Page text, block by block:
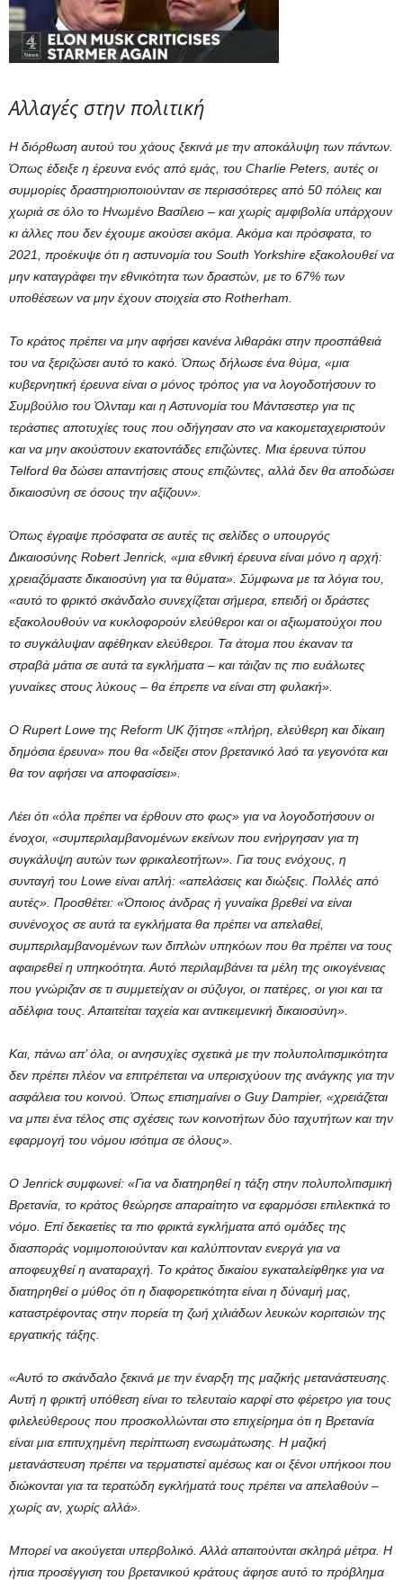
Αλλαγές στην πολιτική
Η διόρθωση αυτού του χάους ξεκινά με την αποκάλυψη των πάντων.
Όπως έδειξε η έρευνα ενός από εμάς, του Charlie Peters, αυτές οι
συμμορίες δραστηριοποιούνταν σε περισσότερες από 50 πόλεις και
χωριά σε όλο το Ηνωμένο Βασίλειο – και χωρίς αμφιβολία υπάρχουν
κι άλλες που δεν έχουμε ακούσει ακόμα. Ακόμα και πρόσφατα, το
2021, προέκυψε ότι η αστυνομία του South Yorkshire εξακολουθεί να
μην καταγράφει την εθνικότητα των δραστών, με το 67% των
υποθέσεων να μην έχουν στοιχεία στο Rotherham.
Το κράτος πρέπει να μην αφήσει κανένα λιθαράκι στην προσπάθειά
του να ξεριζώσει αυτό το κακό. Όπως δήλωσε ένα θύμα, «μια
κυβερνητική έρευνα είναι ο μόνος τρόπος για να λογοδοτήσουν το
Συμβούλιο του Όλνταμ και η Αστυνομία του Μάντσεστερ για τις
τεράστιες αποτυχίες τους που οδήγησαν στο να κακομεταχειριστούν
και να μην ακούστουν εκατοντάδες επιζώντες. Μια έρευνα τύπου
Telford θα δώσει απαντήσεις στους επιζώντες, αλλά δεν θα αποδώσει
δικαιοσύνη σε όσους την αξίζουν».
Όπως έγραψε πρόσφατα σε αυτές τις σελίδες ο υπουργός
Δικαιοσύνης Robert Jenrick, «μια εθνική έρευνα είναι μόνο η αρχή:
χρειαζόμαστε δικαιοσύνη για τα θύματα». Σύμφωνα με τα λόγια του,
«αυτό το φρικτό σκάνδαλο συνεχίζεται σήμερα, επειδή οι δράστες
εξακολουθούν να κυκλοφορούν ελεύθεροι και οι αξιωματούχοι που
το συγκάλυψαν αφέθηκαν ελεύθεροι. Τα άτομα που έκαναν τα
στραβά μάτια σε αυτά τα εγκλήματα – και τάιζαν τις πιο ευάλωτες
γυναίκες στους λύκους – θα έπρεπε να είναι στη φυλακή».
Ο Rupert Lowe της Reform UK ζήτησε «πλήρη, ελεύθερη και δίκαιη
δημόσια έρευνα» που θα «δείξει στον βρετανικό λαό τα γεγονότα και
θα τον αφήσει να αποφασίσει».
Λέει ότι «όλα πρέπει να έρθουν στο φως» για να λογοδοτήσουν οι
ένοχοι, «συμπεριλαμβανομένων εκείνων που ενήργησαν για τη
συγκάλυψη αυτών των φρικαλεοτήτων». Για τους ενόχους, η
συνταγή του Lowe είναι απλή: «απελάσεις και διώξεις. Πολλές από
αυτές». Προσθέτει: «Όποιος άνδρας ή γυναίκα βρεθεί να είναι
συνένοχος σε αυτά τα εγκλήματα θα πρέπει να απελαθεί,
συμπεριλαμβανομένων των διπλών υπηκόων που θα πρέπει να τους
αφαιρεθεί η υπηκοότητα. Αυτό περιλαμβάνει τα μέλη της οικογένειας
που γνώριζαν σε τι συμμετείχαν οι σύζυγοι, οι πατέρες, οι γιοι και τα
αδέλφια τους. Απαιτείται ταχεία και αντικειμενική δικαιοσύνη».
Και, πάνω απ’ όλα, οι ανησυχίες σχετικά με την πολυπολιτισμικότητα
δεν πρέπει πλέον να επιτρέπεται να υπερισχύουν της ανάγκης για την
ασφάλεια του κοινού. Όπως επισημαίνει ο Guy Dampier, «χρειάζεται
να μπει ένα τέλος στις σχέσεις των κοινοτήτων δύο ταχυτήτων και την
εφαρμογή του νόμου ισότιμα σε όλους».
Ο Jenrick συμφωνεί: «Για να διατηρηθεί η τάξη στην πολυπολιτισμική
Βρετανία, το κράτος θεώρησε απαραίτητο να εφαρμόσει επιλεκτικά το
νόμο. Επί δεκαετίες τα πιο φρικτά εγκλήματα από ομάδες της
διασποράς νομιμοποιούνταν και καλύπτονταν ενεργά για να
αποφευχθεί η αναταραχή. Το κράτος δικαίου εγκαταλείφθηκε για να
διατηρηθεί ο μύθος ότι η διαφορετικότητα είναι η δύναμή μας,
καταστρέφοντας στην πορεία τη ζωή χιλιάδων λευκών κοριτσιών της
εργατικής τάξης.
«Αυτό το σκάνδαλο ξεκινά με την έναρξη της μαζικής μετανάστευσης.
Αυτή η φρικτή υπόθεση είναι το τελευταίο καρφί στο φέρετρο για τους
φιλελεύθερους που προσκολλώνται στο επιχείρημα ότι η Βρετανία
είναι μια επιτυχημένη περίπτωση ενσωμάτωσης. Η μαζική
μετανάστευση πρέπει να τερματιστεί αμέσως και οι ξένοι υπήκοοι που
διώκονται για τα τερατώδη εγκλήματά τους πρέπει να απελαθούν –
χωρίς αν, χωρίς αλλά».
Μπορεί να ακούγεται υπερβολικό. Αλλά απαιτούνται σκληρά μέτρα. Η
ήπια προσέγγιση του βρετανικού κράτους άφησε αυτό το πρόβλημα